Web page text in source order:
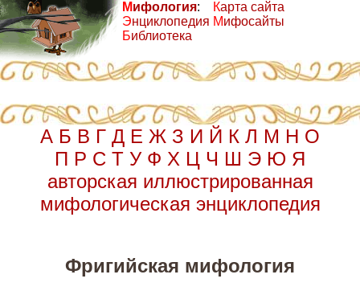
Мифология:
Энциклопедия
Библиотека
Карта сайта
Мифосайты
А Б В Г Д Е Ж З И Й К Л М Н О
П Р С Т У Ф Х Ц Ч Ш Э Ю Я
авторская иллюстрированная
мифологическая энциклопедия
Фригийская мифология